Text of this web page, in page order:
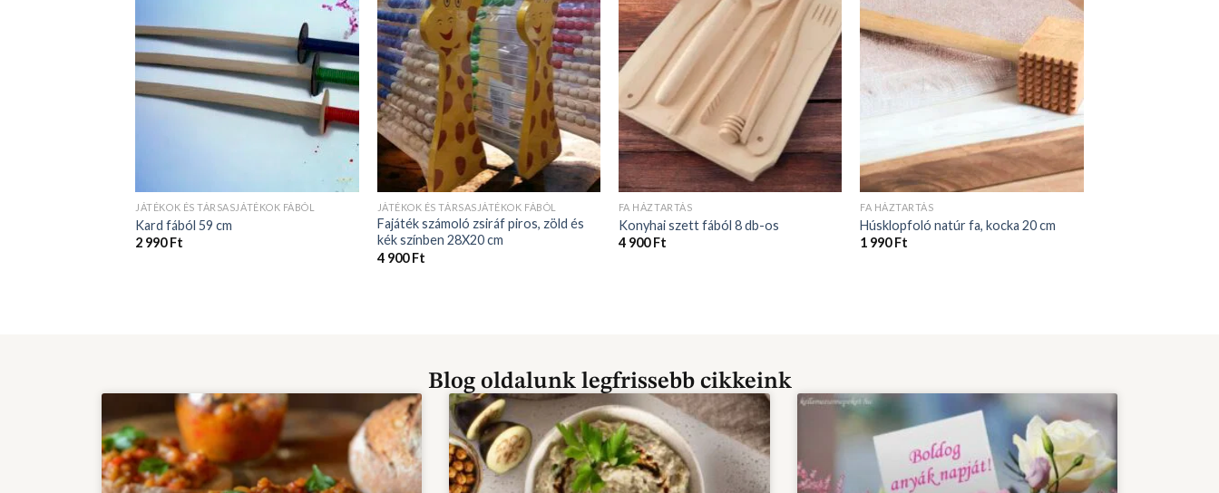
JÁTÉKOK ÉS TÁRSASJÁTÉKOK FÁBÓL
Kard fából 59 cm
2 990Ft
JÁTÉKOK ÉS TÁRSASJÁTÉKOK FÁBÓL
Fajáték számoló zsiráf piros, zöld és
kék színben 28X20 cm
4 900Ft
FA HÁZTARTÁS
Konyhai szett fából 8 db-os
4 900Ft
FA HÁZTARTÁS
Húsklopfoló natúr fa, kocka 20 cm
1 990Ft
Blog oldalunk legfrissebb cikkeink